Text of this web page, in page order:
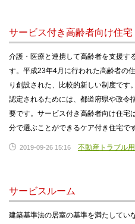
サービス付き高齢者向け住宅
介護・医療と連携して高齢者を支援す
す。平成23年4月に行われた高齢者の
り創設された、比較的新しい制度です
認定されるためには、都道府県や政令
要です。サービス付き高齢者向け住宅
分で選ぶことができるケア付き住宅
2019-09-26 15:16 不動産トラブル
サービスルーム
建築基準法の居室の基準を満たしてい